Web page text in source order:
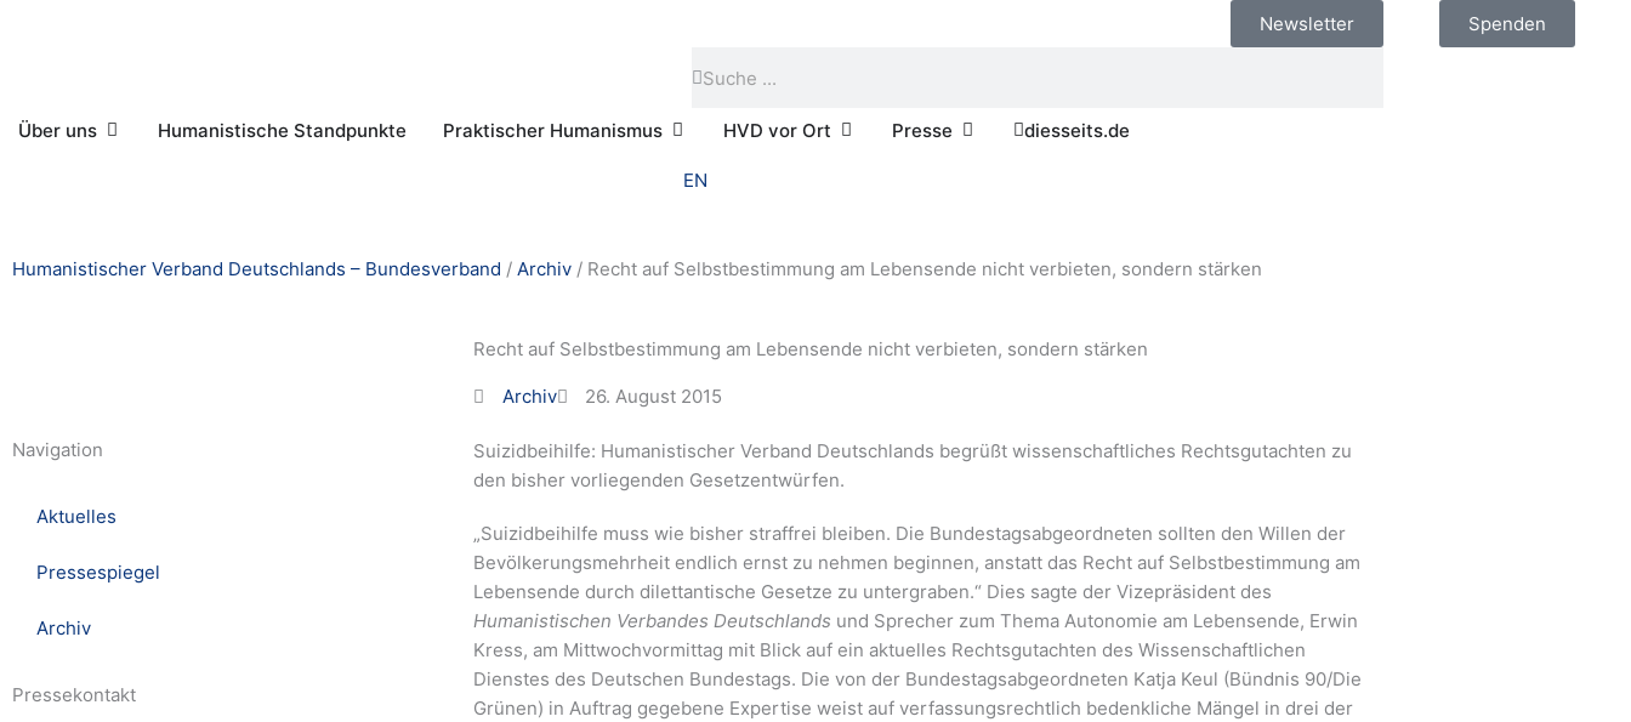
Spenden
Newsletter
Über uns Öffne Über uns
Humanistische Standpunkte Praktischer Humanismus Öffne Praktischer Humanismus
HVD vor Ort Öffne HVD vor Ort
Presse Öffne Pressediesseits.de
EN
Humanistischer Verband Deutschlands – Bundesverband / Archiv / Recht auf Selbstbestimmung am Lebensende nicht verbieten, sondern stärken
Recht auf Selbstbestimmung am Lebensende nicht verbieten, sondern stärken
Archiv 26. August 2015
Navigation
Aktuelles
Pressespiegel
Archiv
Pressekontakt
Suizidbeihilfe: Humanistischer Verband Deutschlands begrüßt wissenschaftliches Rechtsgutachten zu
den bisher vorliegenden Gesetzentwürfen.
„Suizidbeihilfe muss wie bisher straffrei bleiben. Die Bundestagsabgeordneten sollten den Willen der
Bevölkerungsmehrheit endlich ernst zu nehmen beginnen, anstatt das Recht auf Selbstbestimmung am
Lebensende durch dilettantische Gesetze zu untergraben.“ Dies sagte der Vizepräsident des
Humanistischen Verbandes Deutschlands und Sprecher zum Thema Autonomie am Lebensende, Erwin
Kress, am Mittwochvormittag mit Blick auf ein aktuelles Rechtsgutachten des Wissenschaftlichen
Dienstes des Deutschen Bundestags. Die von der Bundestagsabgeordneten Katja Keul (Bündnis 90/Die
Grünen) in Auftrag gegebene Expertise weist auf verfassungsrechtlich bedenkliche Mängel in drei der